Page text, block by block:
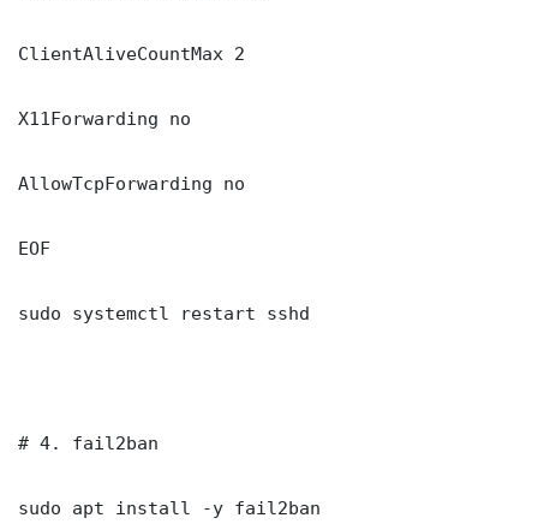
ClientAliveCountMax 2
X11Forwarding no
AllowTcpForwarding no
EOF
sudo systemctl restart sshd
# 4. fail2ban
sudo apt install -y fail2ban